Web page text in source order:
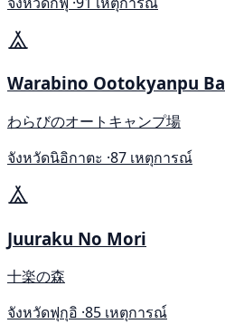
Warabino Ootokyanpu Ba
わらびのオートキャンプ場
จังหวัดนิอิกาตะ ·87 เหตุการณ์
Juuraku No Mori
十楽の森
จังหวัดฟุกุอิ ·85 เหตุการณ์